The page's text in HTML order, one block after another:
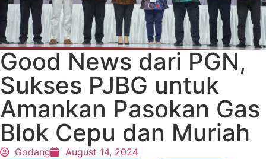
Good News dari PGN,
Sukses PJBG untuk
Amankan Pasokan Gas
Blok Cepu dan Muriah
Godang August 14, 2024